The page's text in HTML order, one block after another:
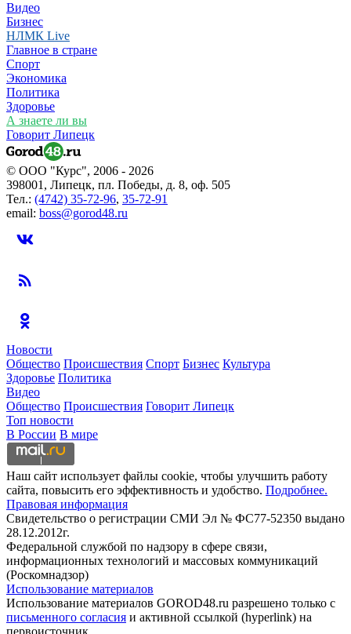
Видео
Бизнес
НЛМК Live
Главное в стране
Спорт
Экономика
Политика
Здоровье
А знаете ли вы
Говорит Липецк
© ООО "Курс", 2006 - 2026
398001, Липецк, пл. Победы, д. 8, оф. 505
Тел.: (4742) 35-72-96, 35-72-91
email: boss@gorod48.ru
Новости
Общество Происшествия Спорт Бизнес Культура
Здоровье Политика
Видео
Общество Происшествия Говорит Липецк
Топ новости
В России В мире
Наш сайт использует файлы cookie, чтобы улучшить работу
сайта, повысить его эффективность и удобство. Подробнее.
Правовая информация
Свидетельство о регистрации СМИ Эл № ФС77-52350 выдано
28.12.2012г.
Федеральной службой по надзору в сфере связи,
информационных технологий и массовых коммуникаций
(Роскомнадзор)
Использование материалов
Использование материалов GOROD48.ru разрешено только с
письменного согласия и активной ссылкой (hyperlink) на